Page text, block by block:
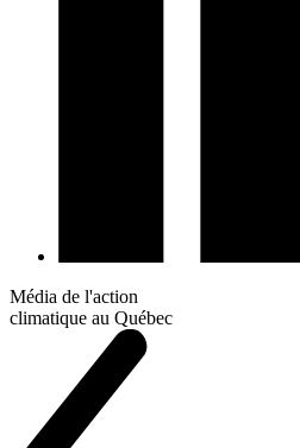
Média de l'action
climatique au Québec